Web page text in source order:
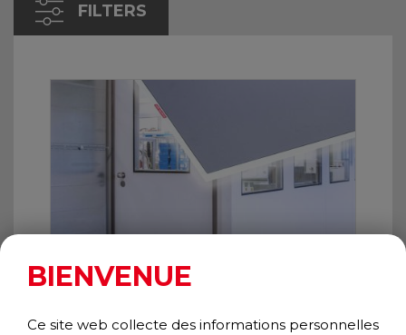
FILTERS
BIENVENUE
Ce site web collecte des informations personnelles